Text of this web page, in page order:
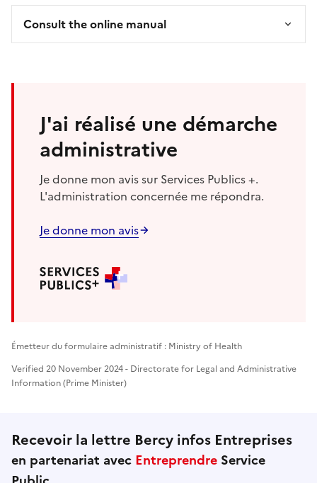
Consult the online manual
J'ai réalisé une démarche
administrative
Je donne mon avis sur Services Publics +.
L'administration concernée me répondra.
Je donne mon avis
Émetteur du formulaire administratif : Ministry of Health
Verified 20 November 2024 - Directorate for Legal and Administrative
Information (Prime Minister)
Recevoir la lettre Bercy infos Entreprises
en partenariat avec Entreprendre Service